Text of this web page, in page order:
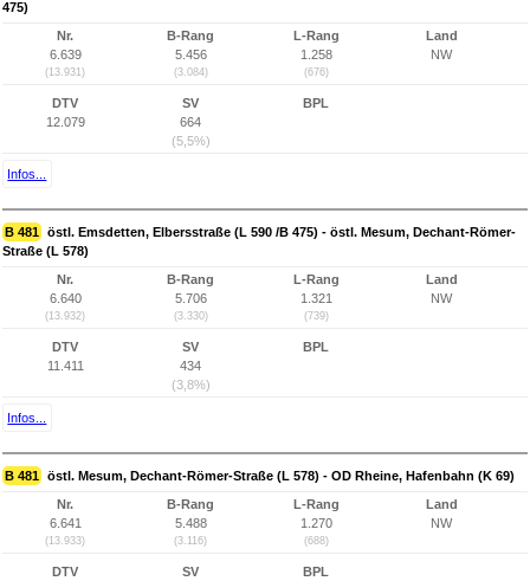
475)
Nr.
6.639
(13.931)
B-Rang
5.456
(3.084)
L-Rang
1.258
(676)
Land
NW
DTV
12.079
SV
664
(5,5%)
BPL
Infos...
B 481 östl. Emsdetten, Elbersstraße (L 590 /B 475) - östl. Mesum, Dechant-Römer-
Straße (L 578)
Nr.
6.640
(13.932)
B-Rang
5.706
(3.330)
L-Rang
1.321
(739)
Land
NW
DTV
11.411
SV
434
(3,8%)
BPL
Infos...
B 481 östl. Mesum, Dechant-Römer-Straße (L 578) - OD Rheine, Hafenbahn (K 69)
Nr.
6.641
(13.933)
B-Rang
5.488
(3.116)
L-Rang
1.270
(688)
Land
NW
DTV
SV
BPL